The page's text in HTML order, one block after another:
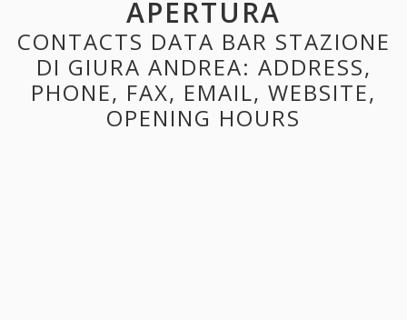
APERTURA
CONTACTS DATA BAR STAZIONE
DI GIURA ANDREA: ADDRESS,
PHONE, FAX, EMAIL, WEBSITE,
OPENING HOURS